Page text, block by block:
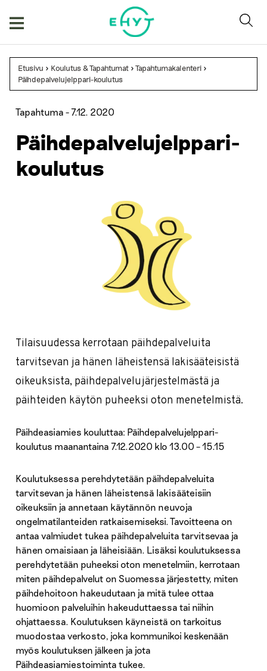
Etusivu > Koulutus & Tapahtumat >Tapahtumakalenteri >
Päihdepalvelujelppari-koulutus
Tapahtuma -7.12. 2020
Päihdepalvelujelppari-
koulutus
Tilaisuudessa kerrotaan päihdepalveluita
tarvitsevan ja hänen läheistensä lakisääteisistä
oikeuksista, päihdepalvelujärjestelmästä ja
päihteiden käytön puheeksi oton menetelmistä.
Päihdeasiamies kouluttaa: Päihdepalvelujelppari-
koulutus maanantaina 7.12.2020 klo 13.00 – 15.15
Koulutuksessa perehdytetään päihdepalveluita
tarvitsevan ja hänen läheistensä lakisääteisiin
oikeuksiin ja annetaan käytännön neuvoja
ongelmatilanteiden ratkaisemiseksi. Tavoitteena on
antaa valmiudet tukea päihdepalveluita tarvitsevaa ja
hänen omaisiaan ja läheisiään. Lisäksi koulutuksessa
perehdytetään puheeksi oton menetelmiin, kerrotaan
miten päihdepalvelut on Suomessa järjestetty, miten
päihdehoitoon hakeudutaan ja mitä tulee ottaa
huomioon palveluihin hakeuduttaessa tai niihin
ohjattaessa. Koulutuksen käyneistä on tarkoitus
muodostaa verkosto, joka kommunikoi keskenään
myös koulutuksen jälkeen ja jota
Päihdeasiamiestoiminta tukee.